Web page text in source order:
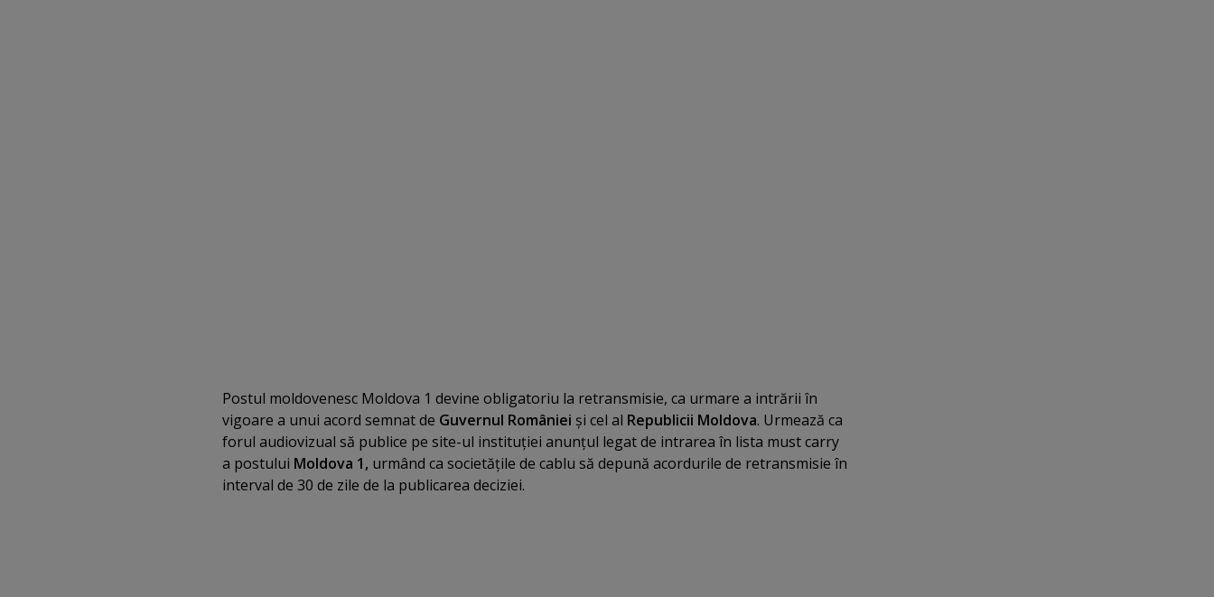
Postul moldovenesc Moldova 1 devine obligatoriu la retransmisie, ca urmare a intrării în
vigoare a unui acord semnat de Guvernul României şi cel al Republicii Moldova. Urmează ca
forul audiovizual să publice pe site-ul instituţiei anunţul legat de intrarea în lista must carry
a postului Moldova 1, urmând ca societăţile de cablu să depună acordurile de retransmisie în
interval de 30 de zile de la publicarea deciziei.